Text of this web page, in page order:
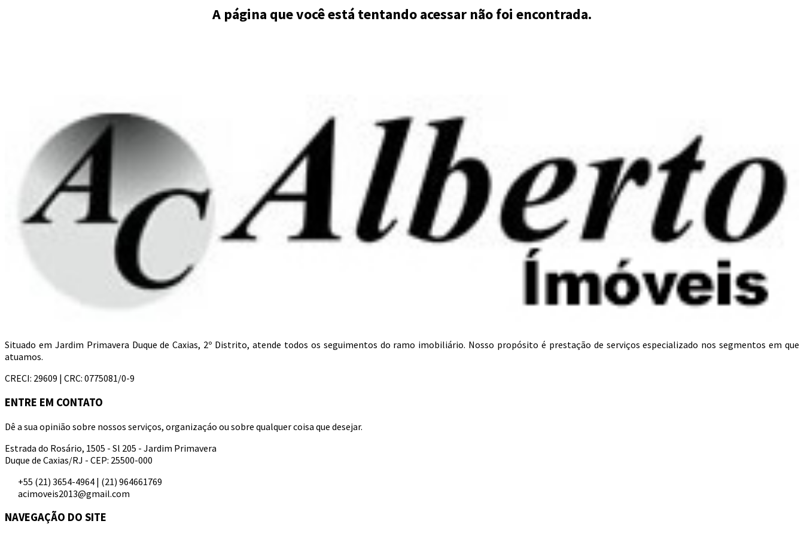
A página que você está tentando acessar não foi encontrada.
Situado em Jardim Primavera Duque de Caxias, 2º Distrito, atende todos os seguimentos do ramo imobiliário. Nosso propósito é prestação de serviços especializado nos segmentos em que
atuamos.
CRECI: 29609 | CRC: 0775081/0-9
ENTRE EM CONTATO
Dê a sua opinião sobre nossos serviços, organizaçáo ou sobre qualquer coisa que desejar.
Estrada do Rosário, 1505 - Sl 205 - Jardim Primavera
Duque de Caxias/RJ - CEP: 25500-000
+55 (21) 3654-4964 | (21) 964661769
acimoveis2013@gmail.com
NAVEGAÇÃO DO SITE